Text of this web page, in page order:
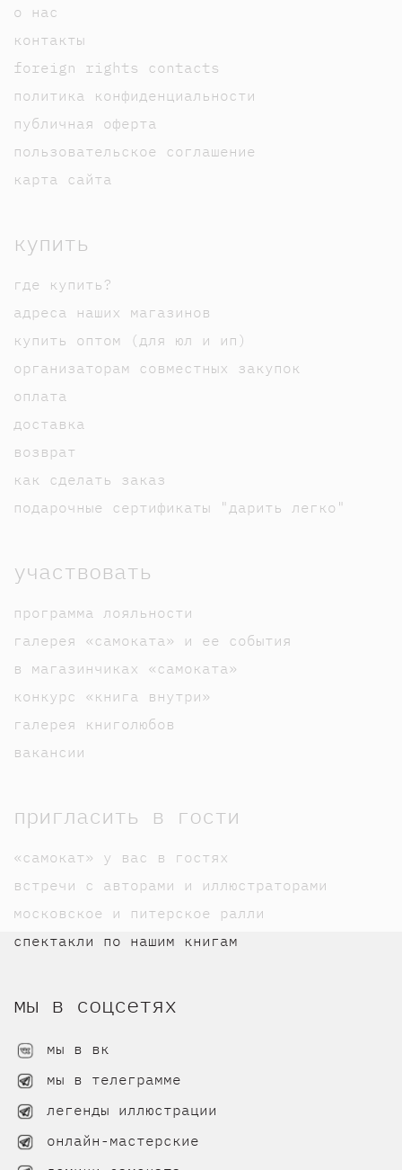
о нас
контакты
foreign rights contacts
политика конфиденциальности
публичная оферта
пользовательское соглашение
карта сайта
купить
где купить?
адреса наших магазинов
купить оптом (для юл и ип)
организаторам совместных закупок
оплата
доставка
возврат
как сделать заказ
подарочные сертификаты "дарить легко"
участвовать
программа лояльности
галерея «самоката» и ее события
в магазинчиках «самоката»
конкурс «книга внутри»
галерея книголюбов
вакансии
пригласить в гости
«самокат» у вас в гостях
встречи с авторами и иллюстраторами
московское и питерское ралли
спектакли по нашим книгам
мы в соцсетях
мы в вк
мы в телеграмме
легенды иллюстрации
онлайн-мастерские